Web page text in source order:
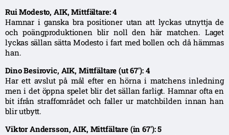
Rui Modesto, AIK, Mittfältare: 4
Hamnar i ganska bra positioner utan att lyckas utnyttja de
och poängproduktionen blir noll den här matchen. Laget
lyckas sällan sätta Modesto i fart med bollen och då hämmas
han.
Dino Besirovic, AIK, Mittfältare (ut 67′): 4
Har ett avslut på mål efter en hörna i matchens inledning
men i det öppna spelet blir det sällan farligt. Hamnar ofta en
bit ifrån straffområdet och faller ur matchbilden innan han
blir utbytt.
Viktor Andersson, AIK, Mittfältare (in 67′): 5